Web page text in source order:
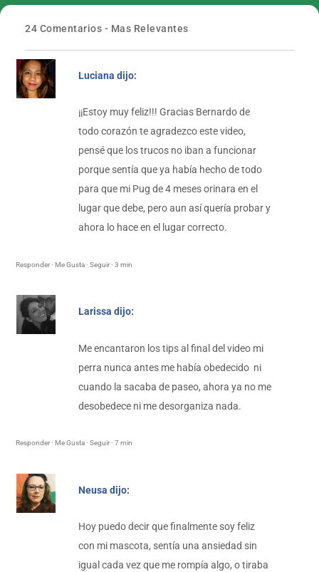
24 Comentarios - Mas Relevantes
Luciana dijo:
¡¡Estoy muy feliz!!! Gracias Bernardo de
todo corazón te agradezco este video,
pensé que los trucos no iban a funcionar
porque sentía que ya había hecho de todo
para que mi Pug de 4 meses orinara en el
lugar que debe, pero aun así quería probar y
ahora lo hace en el lugar correcto.
Responder · Me Gusta · Seguir · 3 min
Larissa dijo:
Me encantaron los tips al final del video mi
perra nunca antes me había obedecido ni
cuando la sacaba de paseo, ahora ya no me
desobedece ni me desorganiza nada.
Responder · Me Gusta · Seguir · 7 min
Neusa dijo:
Hoy puedo decir que finalmente soy feliz
con mi mascota, sentía una ansiedad sin
igual cada vez que me rompía algo, o tiraba